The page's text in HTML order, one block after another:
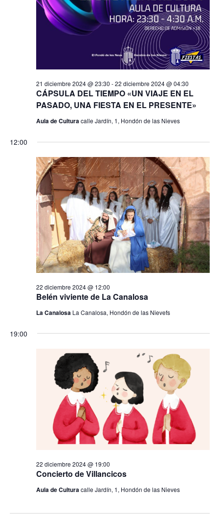
s
q
u
e
d
a
y
v
i
s
t
a
s
e
n
t
o
s
o
CÁPSULA DEL TIEMPO «UN VIAJE EN EL
PASADO, UNA FIESTA EN EL PRESENTE»
21 diciembre 2024 @ 23:30 -22 diciembre 2024 @ 04:30
Aula de Culturacalle Jardín, 1, Hondón de las Nieves
12:00
Belén viviente de La Canalosa
22 diciembre 2024 @ 12:00
La Canalosa La Canalosa, Hondón de las Nievefs
19:00
Concierto de Villancicos
22 diciembre 2024 @ 19:00
Aula de Culturacalle Jardín, 1, Hondón de las Nieves